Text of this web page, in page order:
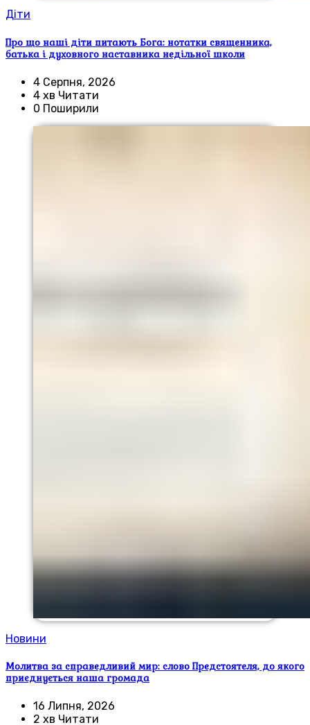
Діти
Про що наші діти питають Бога: нотатки священника,
батька і духовного наставника недільної школи
4 Серпня, 2026
4 хв Читати
0 Поширили
Новини
Молитва за справедливий мир: слово Предстоятеля, до якого
приєднується наша громада
16 Липня, 2026
2 хв Читати